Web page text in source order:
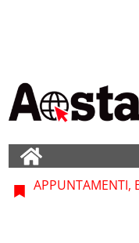
APPUNTAMENTI,